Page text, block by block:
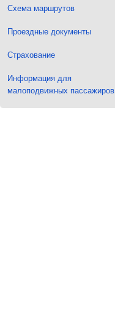
Схема маршрутов
Проездные документы
Страхование
Информация для
малоподвижных пассажиров